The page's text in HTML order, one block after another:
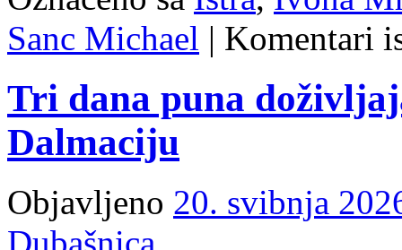
Sanc Michael | Komentari
Tri dana puna
Dalmaciju
Objavljeno 20. svibnja